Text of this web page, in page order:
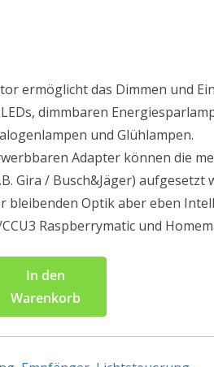
ermöglicht das Dimmen und
dimmbaren
und Glühlampen.
Adapter können die
Gira / Busch&Jäger) aufgesetzt
bleibenden Optik aber eben
Raspberrymatic und
In den
Warenkorb